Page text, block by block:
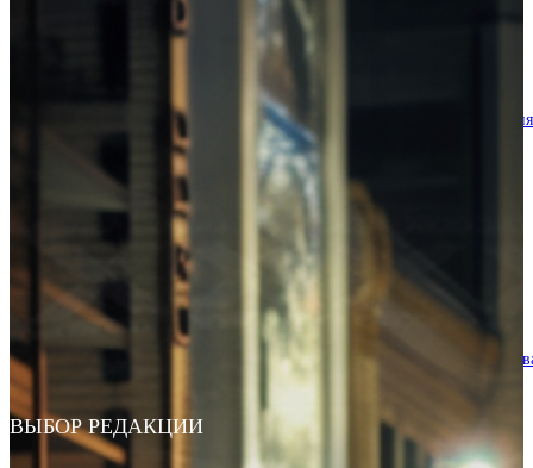
Как освоить игру на барабанах с нуля: эффективные методы
30.07.2026
Карьера и дом: как деловой женщине совместить всё
30.07.2026
Кофемашина Krups в офисе: деловой имидж и техническое
28.07.2026
ВЫБОР РЕДАКЦИИ